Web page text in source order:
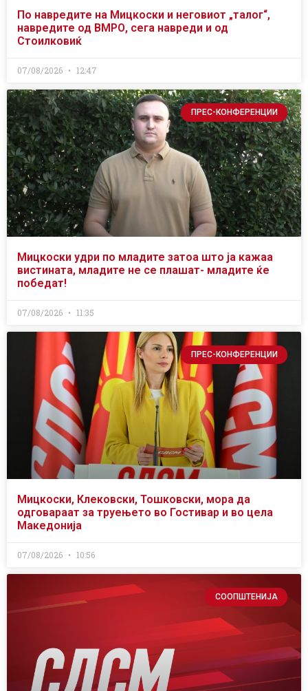
По навредите на Мицкоски и неговиот „талог“,
навредите од ВМРО, сега навреди и од
Стоилковиќ
07/08/2026 12:47
ПРЕС-КОНФЕРЕНЦИИ
Мицкоски удри по младите затоа што ја кажаа
вистината, младите не се плашат- младите ќе
победат!
07/08/2026 11:35
ПРЕС-КОНФЕРЕНЦИИ
Мицкоски, Клековски, Тошковски, мора да
одговараат за труењето во Гостивар и во цела
Македонија
07/08/2026 10:56
СООПШТЕНИЈА